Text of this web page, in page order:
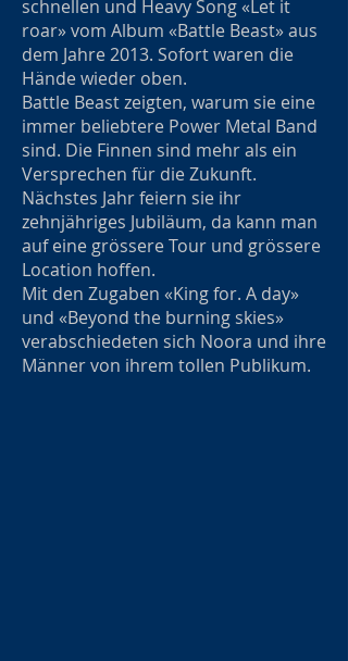
schnellen und Heavy Song «Let it
roar» vom Album «Battle Beast» aus
dem Jahre 2013. Sofort waren die
Hände wieder oben.
Battle Beast zeigten, warum sie eine
immer beliebtere Power Metal Band
sind. Die Finnen sind mehr als ein
Versprechen für die Zukunft.
Nächstes Jahr feiern sie ihr
zehnjähriges Jubiläum, da kann man
auf eine grössere Tour und grössere
Location hoffen.
Mit den Zugaben «King for. A day»
und «Beyond the burning skies»
verabschiedeten sich Noora und ihre
Männer von ihrem tollen Publikum.